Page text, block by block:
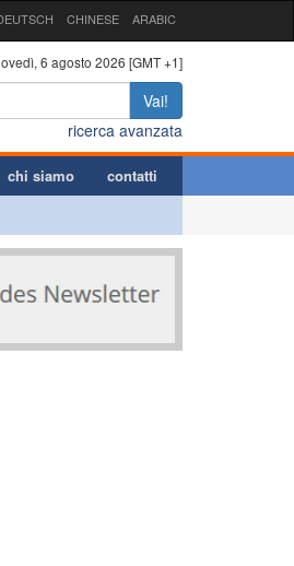
CHINESE ARABIC
6 agosto 2026 [GMT +1]
Vai!
ricerca avanzata
chi siamo contatti